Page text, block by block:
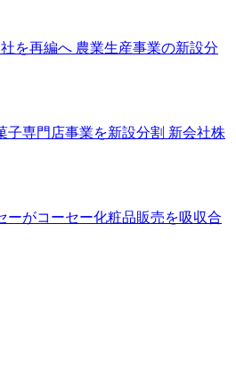
を再編へ 農業生産事業の新設分
子専門店事業を新設分割 新会社株
ーがコーセー化粧品販売を吸収合